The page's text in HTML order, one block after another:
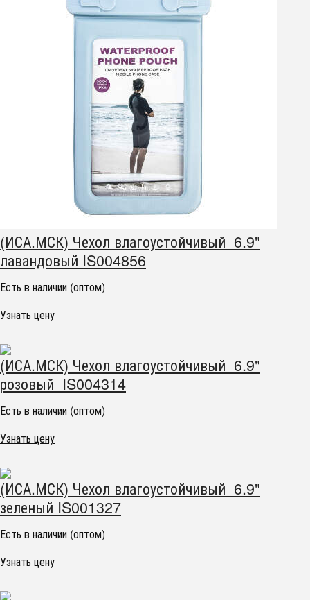
(ИСА.МСК) Чехол влагоустойчивый 6.9"
лавандовый IS004856
Есть в наличии (оптом)
Узнать цену
(ИСА.МСК) Чехол влагоустойчивый 6.9"
розовый IS004314
Есть в наличии (оптом)
Узнать цену
(ИСА.МСК) Чехол влагоустойчивый 6.9"
зеленый IS001327
Есть в наличии (оптом)
Узнать цену